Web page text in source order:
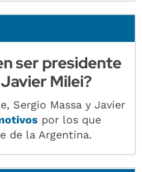
ser presidente
Milei?
Sergio Massa y Javier
por los que
de la Argentina.